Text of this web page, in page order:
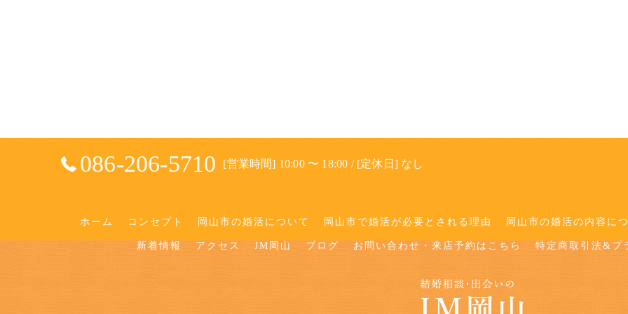
086-206-5710 [営業時間] 10:00 〜 18:00 / [定休日] なし
ホーム コンセプト 岡山市の婚活について 岡山市で婚活が必要とされる理由 岡山市の婚活の内容に
新着情報 アクセス JM岡山 ブログ お問い合わせ・来店予約はこちら 特定商取引法&プ